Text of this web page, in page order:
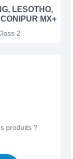
LESOTHO,
MX+
2
produits ?